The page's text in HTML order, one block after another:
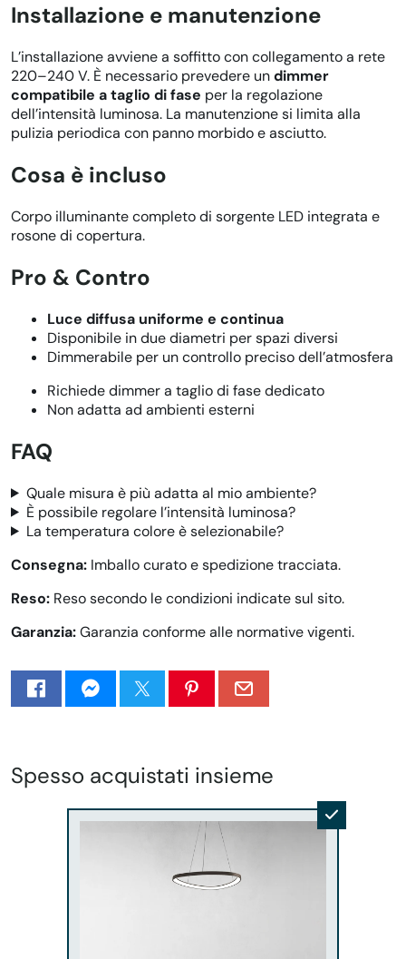
Installazione e manutenzione
L’installazione avviene a soffitto con collegamento a rete
220–240 V. È necessario prevedere undimmer
compatibile a taglio di fase per la regolazione
dell’intensità luminosa. La manutenzione si limita alla
pulizia periodica con panno morbido e asciutto.
Cosa è incluso
Corpo illuminante completo di sorgente LED integrata e
rosone di copertura.
Pro & Contro
Luce diffusa uniforme e continua
Disponibile in due diametri per spazi diversi
Dimmerabile per un controllo preciso dell’atmosfera
Richiede dimmer a taglio di fase dedicato
Non adatta ad ambienti esterni
FAQ
Quale misura è più adatta al mio ambiente?
È possibile regolare l’intensità luminosa?
La temperatura colore è selezionabile?
Consegna: Imballo curato e spedizione tracciata.
Reso: Reso secondo le condizioni indicate sul sito.
Garanzia:Garanzia conforme alle normative vigenti.
Spesso acquistati insieme